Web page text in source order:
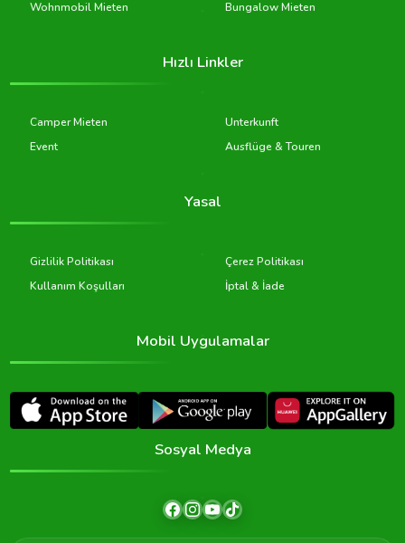
Wohnmobil Mieten Bungalow Mieten
Hızlı Linkler
Camper Mieten
Unterkunft
Event
Ausflüge & Touren
Yasal
Gizlilik Politikası
Çerez Politikası
Kullanım Koşulları
İptal & İade
Mobil Uygulamalar
Sosyal Medya